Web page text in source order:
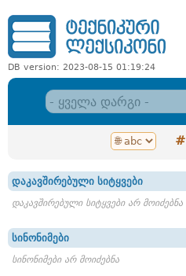
DB version: 2023-08-15 01:19:24
#
დაკავშირებული სიტყვები
დაკავშირებული სიტყვები არ მოიძებნა
სინონიმები
სინონიმები არ მოიძებნა